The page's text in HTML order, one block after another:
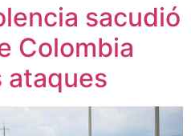
sacudió
Colombia
ataques